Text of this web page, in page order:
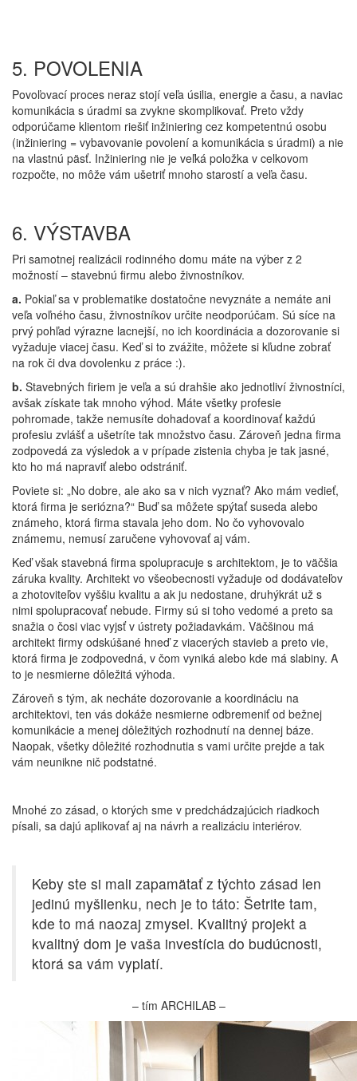
5. POVOLENIA
Povoľovací proces neraz stojí veľa úsilia, energie a času, a naviac
komunikácia s úradmi sa zvykne skomplikovať. Preto vždy
odporúčame klientom riešiť inžiniering cez kompetentnú osobu
(inžiniering = vybavovanie povolení a komunikácia s úradmi) a nie
na vlastnú päsť. Inžiniering nie je veľká položka v celkovom
rozpočte, no môže vám ušetriť mnoho starostí a veľa času.
6. VÝSTAVBA
Pri samotnej realizácii rodinného domu máte na výber z 2
možností – stavebnú firmu alebo živnostníkov.
a. Pokiaľ sa v problematike dostatočne nevyznáte a nemáte ani
veľa voľného času, živnostníkov určite neodporúčam. Sú síce na
prvý pohľad výrazne lacnejší, no ich koordinácia a dozorovanie si
vyžaduje viacej času. Keď si to zvážite, môžete si kľudne zobrať
na rok či dva dovolenku z práce :).
b. Stavebných firiem je veľa a sú drahšie ako jednotliví živnostníci,
avšak získate tak mnoho výhod. Máte všetky profesie
pohromade, takže nemusíte dohadovať a koordinovať každú
profesiu zvlášť a ušetríte tak množstvo času. Zároveň jedna firma
zodpovedá za výsledok a v prípade zistenia chyba je tak jasné,
kto ho má napraviť alebo odstrániť.
Poviete si: „No dobre, ale ako sa v nich vyznať? Ako mám vedieť,
ktorá firma je seriózna?“ Buď sa môžete spýtať suseda alebo
známeho, ktorá firma stavala jeho dom. No čo vyhovovalo
známemu, nemusí zaručene vyhovovať aj vám.
Keď však stavebná firma spolupracuje s architektom, je to väčšia
záruka kvality. Architekt vo všeobecnosti vyžaduje od dodávateľov
a zhotoviteľov vyššiu kvalitu a ak ju nedostane, druhýkrát už s
nimi spolupracovať nebude. Firmy sú si toho vedomé a preto sa
snažia o čosi viac vyjsť v ústrety požiadavkám. Väčšinou má
architekt firmy odskúšané hneď z viacerých stavieb a preto vie,
ktorá firma je zodpovedná, v čom vyniká alebo kde má slabiny. A
to je nesmierne dôležitá výhoda.
Zároveň s tým, ak necháte dozorovanie a koordináciu na
architektovi, ten vás dokáže nesmierne odbremeniť od bežnej
komunikácie a menej dôležitých rozhodnutí na dennej báze.
Naopak, všetky dôležité rozhodnutia s vami určite prejde a tak
vám neunikne nič podstatné.
Mnohé zo zásad, o ktorých sme v predchádzajúcich riadkoch
písali, sa dajú aplikovať aj na návrh a realizáciu interiérov.
Keby ste si mali zapamätať z týchto zásad len
jedinú myšlienku, nech je to táto: Šetrite tam,
kde to má naozaj zmysel. Kvalitný projekt a
kvalitný dom je vaša investícia do budúcnosti,
ktorá sa vám vyplatí.
– tím ARCHILAB –